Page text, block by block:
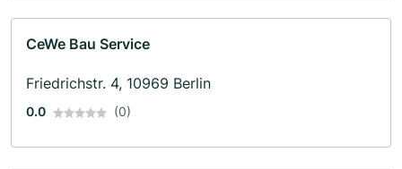
CeWe Bau Service
Friedrichstr. 4, 10969 Berlin
0.0 (0)